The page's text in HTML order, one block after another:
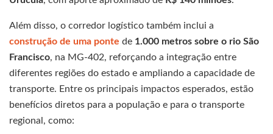
Além disso, o corredor logístico também inclui a
construção de uma ponte de 1.000 metros sobre o rio São
Francisco, na MG-402, reforçando a integração entre
diferentes regiões do estado e ampliando a capacidade de
transporte. Entre os principais impactos esperados, estão
benefícios diretos para a população e para o transporte
regional, como: